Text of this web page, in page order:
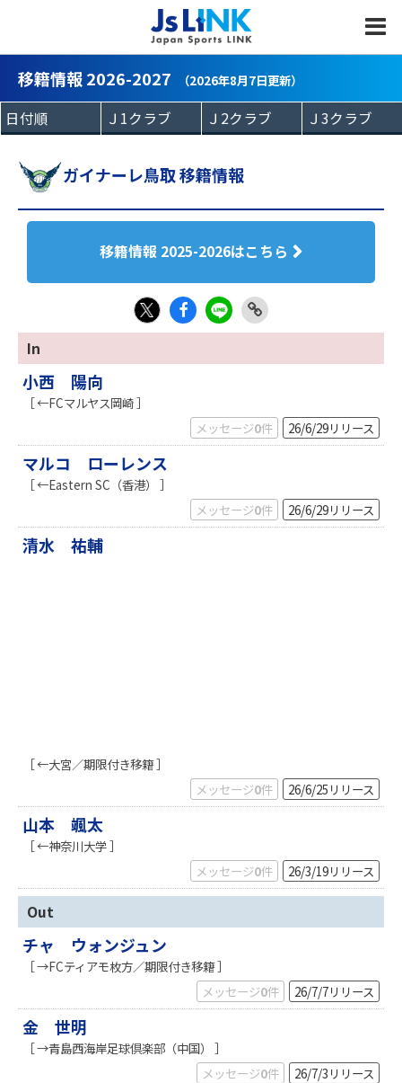
移籍情報 2026-2027 （2026年8月7日更新）
ガイナーレ鳥取 移籍情報
移籍情報 2025-2026はこちら
X
Fac
eb
LIN
E
Link
Copy
In
小西 陽向
［ ←FCマルヤス岡崎 ］
メッセージ0件 26/6/29リリース
マルコ ローレンス
［ ←Eastern SC（香港） ］
メッセージ0件 26/6/29リリース
清水 祐輔
［ ←大宮／期限付き移籍 ］
メッセージ0件 26/6/25 リリース
山本 颯太
［ ←神奈川大学 ］
メッセージ0件 26/3/19リリース
Out
チャ ウォンジュン
［ →FCティアモ枚方／期限付き移籍 ］
メッセージ0件 26/7/7リリース
金 世明
［ →青島西海岸足球倶楽部（中国） ］
メッセージ0件 26/7/3 リリース